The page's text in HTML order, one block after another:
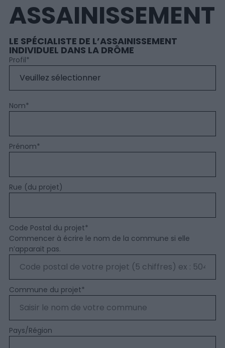
ASSAINISSEMENT
LE SPÉCIALISTE DE L’ASSAINISSEMENT
INDIVIDUEL DANS LA DRÔME
Profil*
Nom*
Prénom*
Rue (du projet)
Code Postal du projet*
Commencer à écrire le nom de la commune si elle
n’apparait pas.
Commune du projet*
Pays/Région